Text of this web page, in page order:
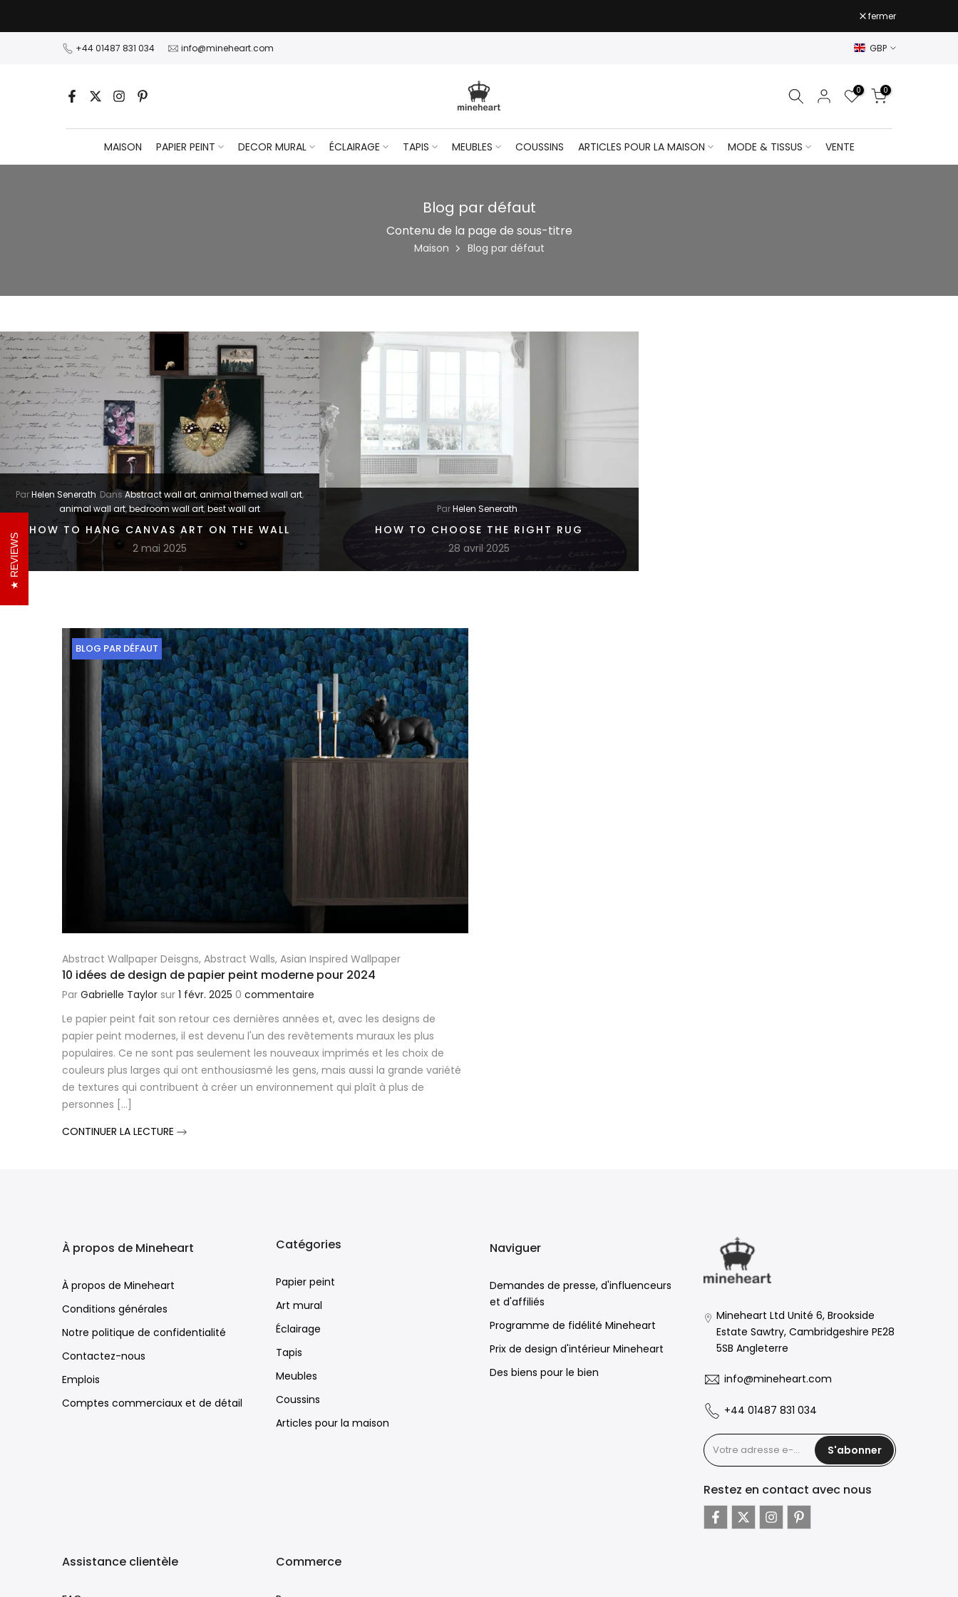
au
fermer
+44 01487 831 034 info@mineheart.com GBP
0 0
MAISON PAPIER PEINT DECOR MURAL ÉCLAIRAGE TAPIS MEUBLES COUSSINS ARTICLES POUR LA MAISON MODE & TISSUS VENTE
Blog par défaut
Contenu de la page de sous-titre
Maison Blog par défaut
ParHelen Senerath Dans Abstract wall art,animal themed wall art,
animal wall art,bedroom wall art,best wall art
HOW TO HANG CANVAS ART ON THE WALL
2 mai 2025
ParHelen Senerath
HOW TO CHOOSE THE RIGHT RUG
28 avril 2025
BLOG PAR DÉFAUT
Abstract Wallpaper Deisgns, Abstract Walls, Asian Inspired Wallpaper
10 idées de design de papier peint moderne pour 2024
Par Gabrielle Taylor sur 1 févr. 2025 0 commentaire
Le papier peint fait son retour ces dernières années et, avec les designs de
papier peint modernes, il est devenu l'un des revêtements muraux les plus
populaires. Ce ne sont pas seulement les nouveaux imprimés et les choix de
couleurs plus larges qui ont enthousiasmé les gens, mais aussi la grande variété
de textures qui contribuent à créer un environnement qui plaît à plus de
personnes [...]
CONTINUER LA LECTURE
À propos de Mineheart
À propos de Mineheart
Conditions générales
Notre politique de confidentialité
Contactez-nous
Emplois
Comptes commerciaux et de détail
Catégories
Papier peint
Art mural
Éclairage
Tapis
Meubles
Coussins
Articles pour la maison
Naviguer
Demandes de presse, d'influenceurs
et d'affiliés
Programme de fidélité Mineheart
Prix de design d'intérieur Mineheart
Des biens pour le bien
Mineheart Ltd Unité 6, Brookside
Estate Sawtry, Cambridgeshire PE28
5SB Angleterre
info@mineheart.com
+44 01487 831 034
S'abonner
Restez en contact avec nous
Assistance clientèle Commerce
REVIEWS